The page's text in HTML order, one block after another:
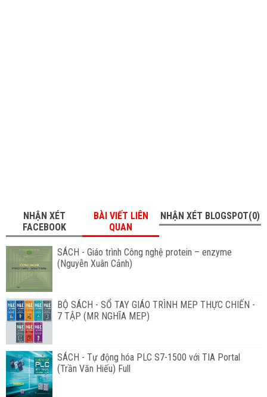
NHẬN XÉT
FACEBOOK
BÀI VIẾT LIÊN
QUAN
NHẬN XÉT BLOGSPOT(0)
SÁCH - Giáo trình Công nghệ protein – enzyme
(Nguyễn Xuân Cảnh)
BỘ SÁCH - SỔ TAY GIÁO TRÌNH MEP THỰC CHIẾN -
7 TẬP (MR NGHĨA MEP)
SÁCH - Tự động hóa PLC S7-1500 với TIA Portal
(Trần Văn Hiếu) Full